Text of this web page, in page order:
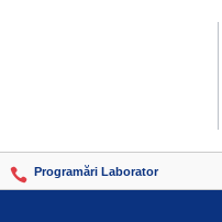
 Programări Laborator